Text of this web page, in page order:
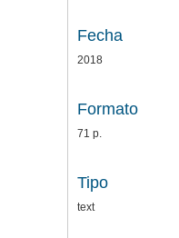
Fecha
2018
Formato
71 p.
Tipo
text